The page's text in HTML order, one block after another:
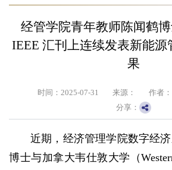
经管学院青年教师陈闻鹤
IEEE 汇刊上连续发表新能源
果
时间：2025-07-31 来源： 作者：
分享：
近期，经济管理学院数字经
博士与加拿大韦仕敦大学（